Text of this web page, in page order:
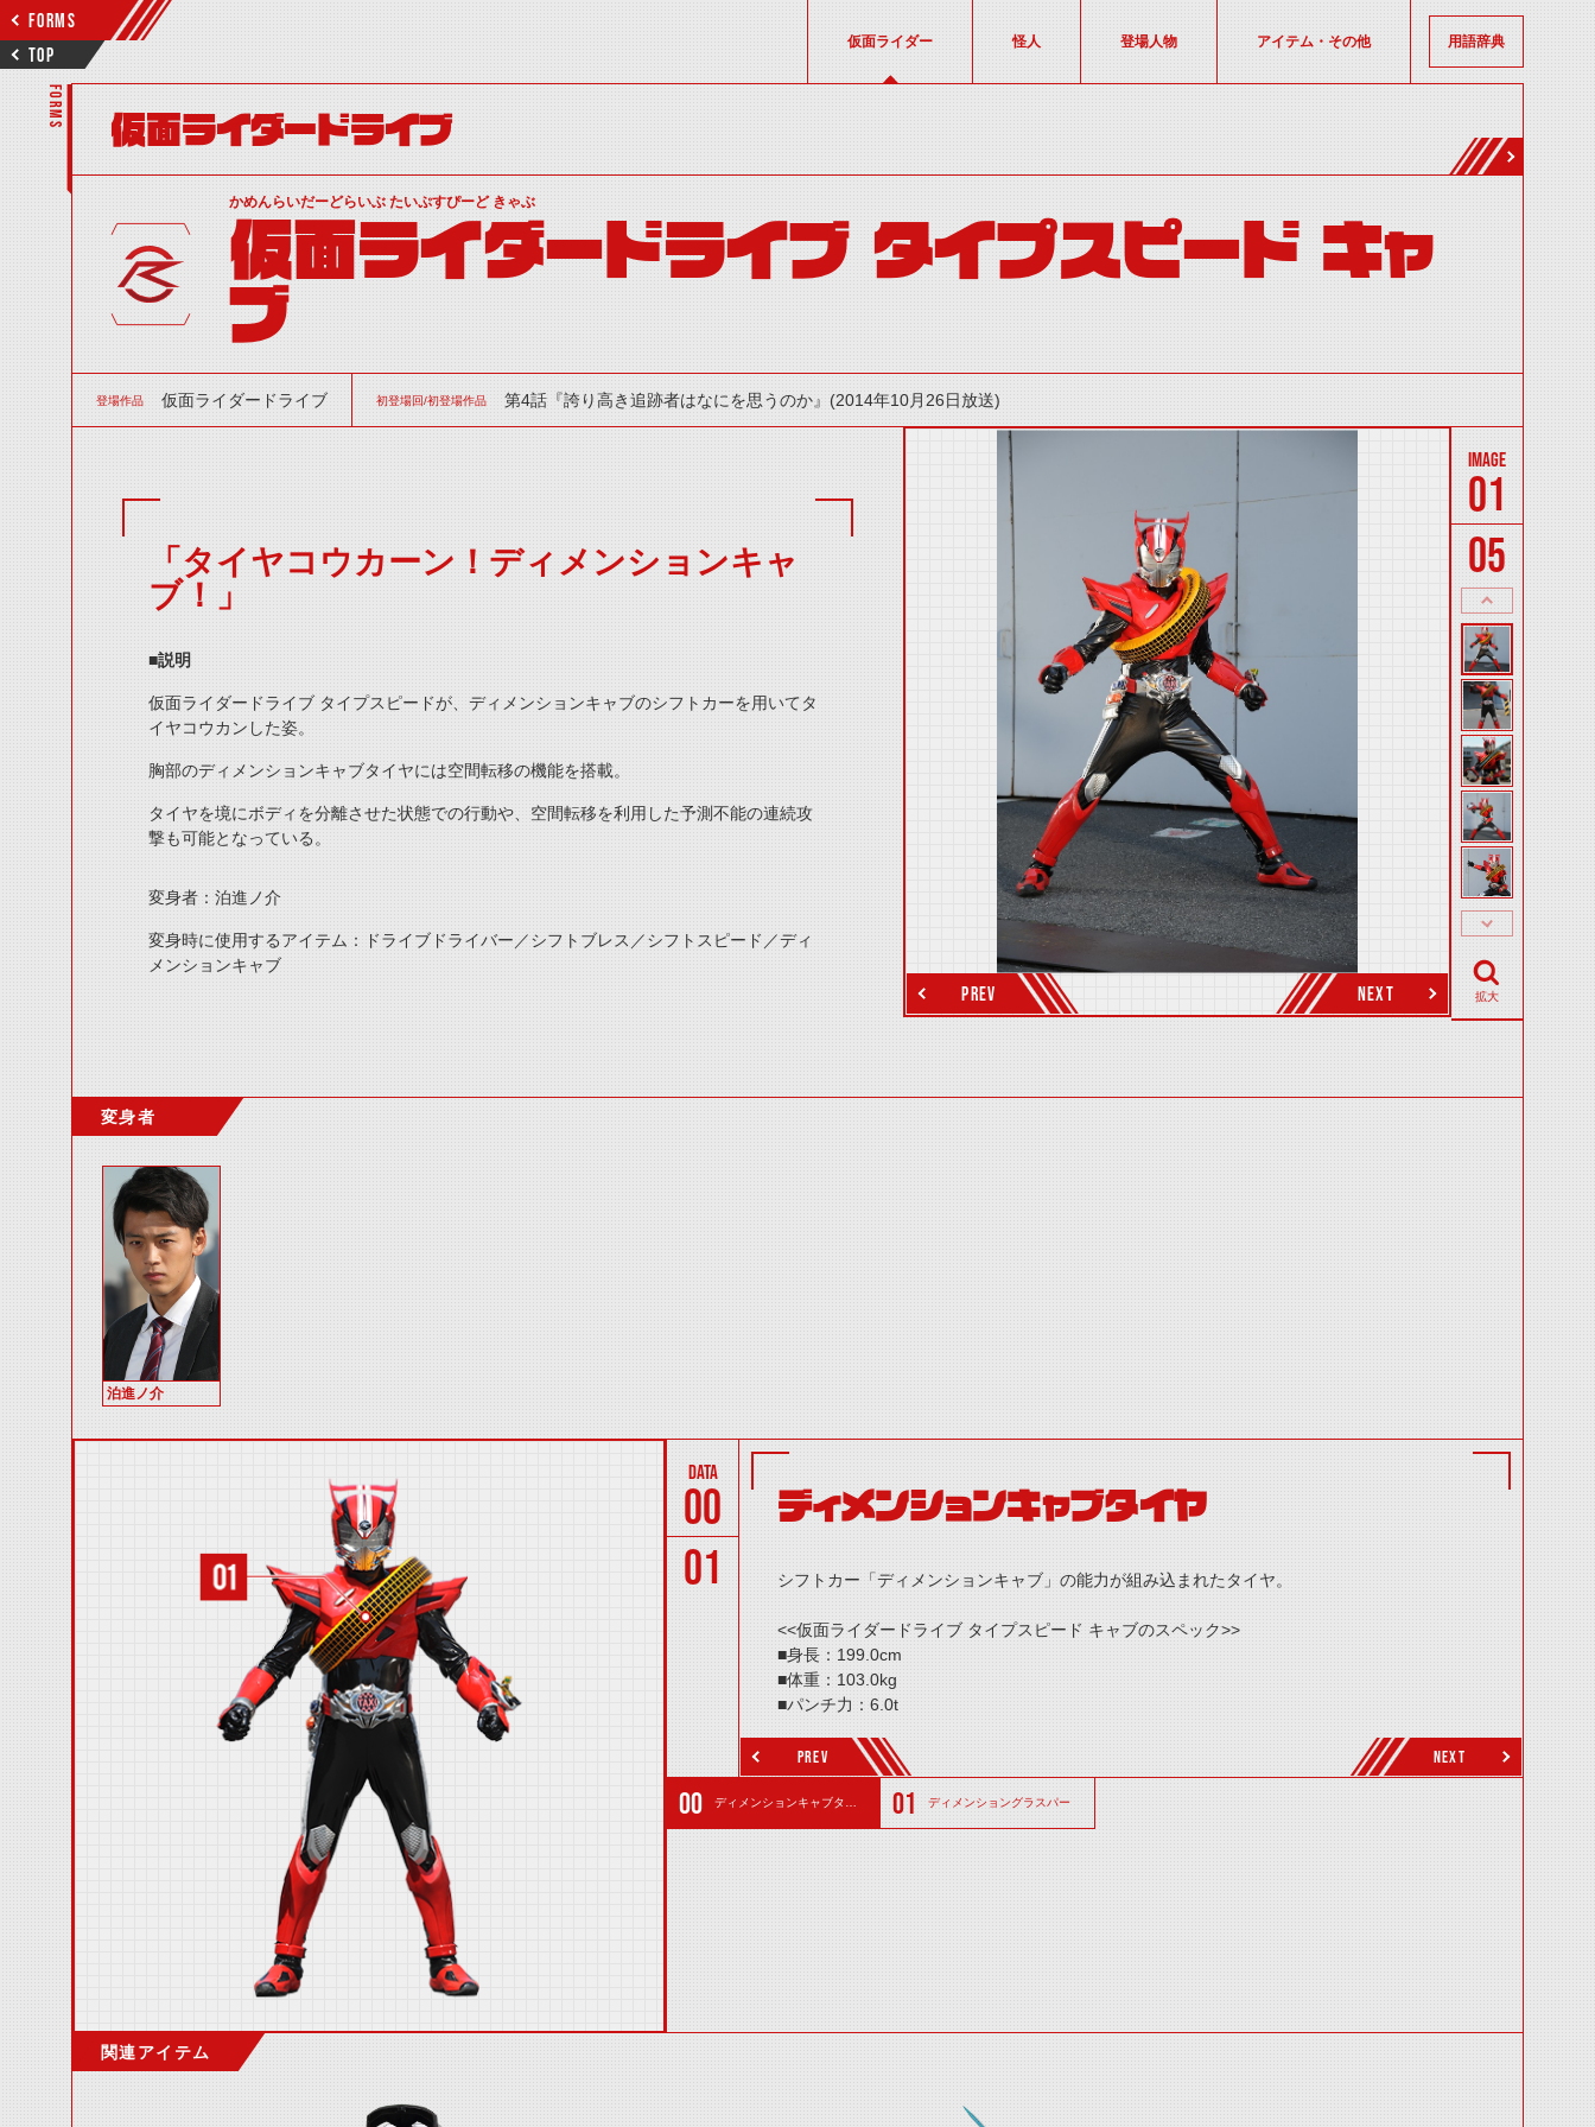
FORMS
TOP
仮面ライダー 怪人 登場人物 アイテム・その他 用語辞典
FORMS
仮面ライダードライブ
かめんらいだーどらいぶ たいぷすぴーど きゃぶ
仮面ライダードライブ タイプスピード キャ
ブ
登場作品 仮面ライダードライブ 初登場回/初登場作品 第4話『誇り高き追跡者はなにを思うのか』(2014年10月26日放送)
「タイヤコウカーン！ディメンションキャ
ブ！」
■説明
仮面ライダードライブ タイプスピードが、ディメンションキャブのシフトカーを用いて タ
イヤコウカンした姿。
胸部のディメンションキャブタイヤには空間転移の機能を搭載。
タイヤを境にボディを分離させた状態での行動や、空間転移を利用した予測不能の連続攻
撃も可能となっている。
変身者：泊進ノ介
変身時に使用するアイテム：ドライブドライバー／シフトブレス／シフトスピード／ディ
メンションキャブ
PREV NEXT
01
05
拡大
変身者
泊進ノ介
00
01
ディメンションキャブタイヤ
シフトカー「ディメンションキャブ」の能力が組み込まれたタイヤ。
<<仮面ライダードライブ タイプスピード キャブのスペック>>
■身長：199.0cm
■体重：103.0kg
■パンチ力：6.0t
■ジャンプ力：31.9m(ひと跳び)
■走力：5.8秒(100m)
■必殺技：ディメンションブランチ
PREV NEXT
ディメンションキャブタイヤ ディメンショングラスパー
関連アイテム